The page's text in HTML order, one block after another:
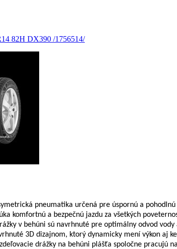
82H DX390 /1756514/
pneumatika určená pre úspornú a
komfortnú a bezpečnú jazdu za všetkých
v behúni sú navrhnuté pre optimálny odvod
3D dizajnom, ktorý dynamicky mení výkon aj
drážky na behúni plášťa spoločne pracujú